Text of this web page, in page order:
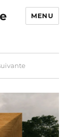
MENU